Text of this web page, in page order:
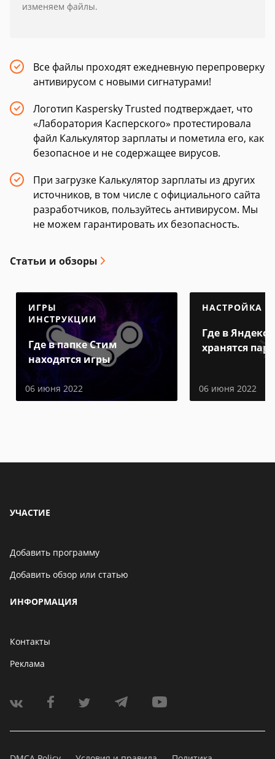
изменяем файлы.
Все файлы проходят ежедневную перепроверку
антивирусом с новыми сигнатурами!
Логотип Kaspersky Trusted подтверждает, что
«Лаборатория Касперского» протестировала
файл Калькулятор зарплаты и пометила его, как
безопасное и не содержащее вирусов.
При загрузке Калькулятор зарплаты из других
источников, в том числе с официального сайта
разработчиков, пользуйтесь антивирусом. Мы
не можем гарантировать их безопасность.
Статьи и обзоры
ИГРЫ
ИНСТРУКЦИИ
Где в папке Стим
находятся игры
06 июня 2022
НАСТРОЙКА
Где в Яндекс
хранятся
06 июня 2022
УЧАСТИЕ
Добавить программу
Добавить обзор или статью
ИНФОРМАЦИЯ
Контакты
Реклама